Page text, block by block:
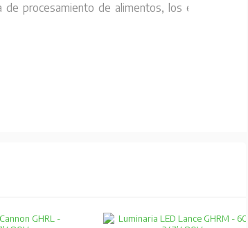
procesamiento de alimentos, los entornos